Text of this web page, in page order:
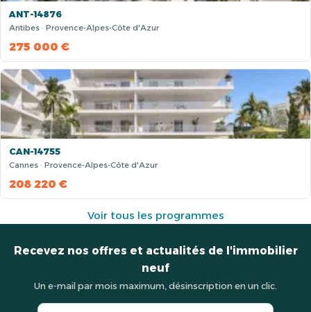
ANT-14876
Antibes · Provence-Alpes-Côte d'Azur
275 000 €
CAN-14755
Cannes · Provence-Alpes-Côte d'Azur
208 220 €
Voir tous les programmes
Recevez nos offres et actualités de l'immobilier
neuf
Un e-mail par mois maximum, désinscription en un clic.